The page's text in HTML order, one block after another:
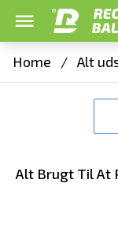
Home / Alt
Alt Brugt Til At